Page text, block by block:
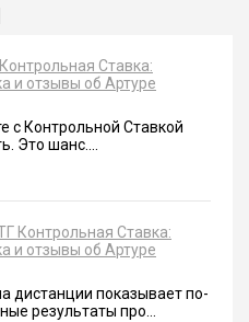
Ставка:
и отзывы об Артуре
с Контрольной Ставкой
Это шанс....
Контрольная Ставка:
и отзывы об Артуре
дистанции показывает по-
результаты про...